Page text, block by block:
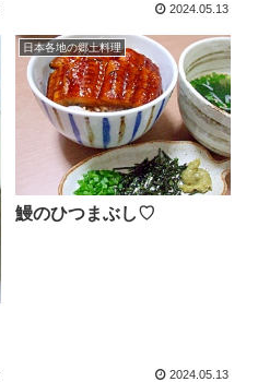
2024.05.13
日本各地の郷土料理
鰻のひつまぶし♡
2024.05.13